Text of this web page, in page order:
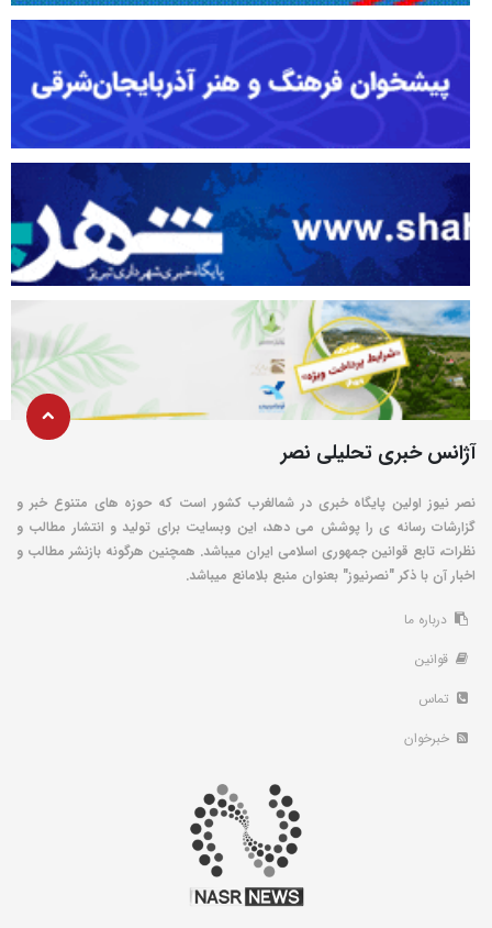
آژانس خبری تحلیلی نصر
نصر نیوز اولین پایگاه خبری در شمالغرب کشور است که حوزه های متنوع خبر و
گزارشات رسانه ی را پوشش می دهد، این وبسایت برای تولید و انتشار مطالب و
نظرات، تابع قوانین جمهوری اسلامی ایران میباشد. همچنین هرگونه بازنشر مطالب و
اخبار آن با ذکر "نصرنیوز" بعنوان منبع بلامانع میباشد.
درباره ما
قوانین
تماس
خبرخوان